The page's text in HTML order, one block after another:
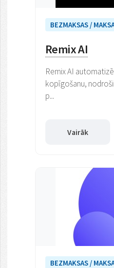
BEZMAKSAS /
Remix AI
Remix AI
kopīgošanu,
p...
Vairāk
BEZMAKSAS /